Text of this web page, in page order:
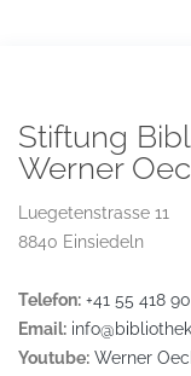
Stiftung
Werner
Luegetenstrasse 11
8840 Einsiedeln
Telefon: +41 55 418
Email:
Youtube: Werner